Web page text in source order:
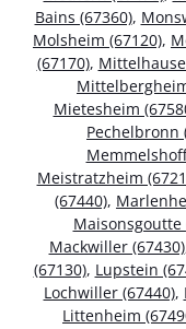
Bains (67360),
Molsheim (67120),
(67170),
Mietesheim
Pechelbronn
Meistratzheim
(67440),
Maisonsgoutte
Mackwiller (67430)
(67130), Lupstein
Lochwiller (67440),
Littenheim